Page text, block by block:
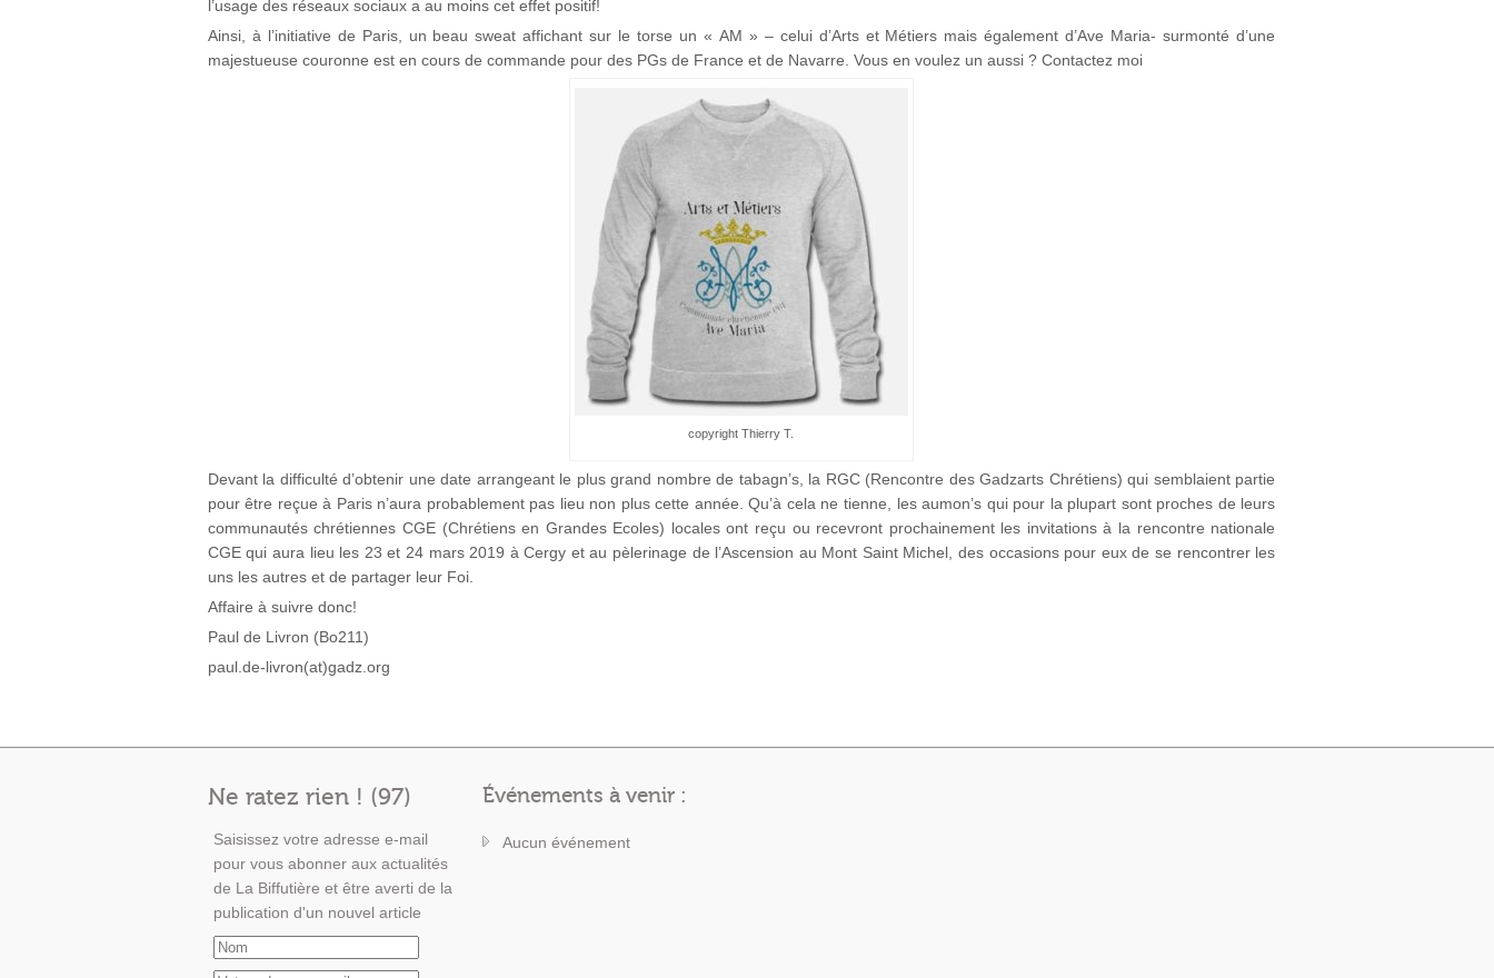
l’usage des réseaux sociaux a au moins cet effet positif!
Ainsi, à l’initiative de Paris, un beau sweat affichant sur le torse un « AM » – celui d’Arts et Métiers mais également d’Ave Maria- surmonté d’une
majestueuse couronne est en cours de commande pour des PGs de France et de Navarre. Vous en voulez un aussi ? Contactez moi
copyright Thierry T.
Devant la difficulté d’obtenir une date arrangeant le plus grand nombre de tabagn’s, la RGC (Rencontre des Gadzarts Chrétiens) qui semblaient partie
pour être reçue à Paris n’aura probablement pas lieu non plus cette année. Qu’à cela ne tienne, les aumon’s qui pour la plupart sont proches de leurs
communautés chrétiennes CGE (Chrétiens en Grandes Ecoles) locales ont reçu ou recevront prochainement les invitations à la rencontre nationale
CGE qui aura lieu les 23 et 24 mars 2019 à Cergy et au pèlerinage de l’Ascension au Mont Saint Michel, des occasions pour eux de se rencontrer les
uns les autres et de partager leur Foi.
Affaire à suivre donc!
Paul de Livron (Bo211)
paul.de-livron(at)gadz.org
Ne ratez rien ! (97)
Saisissez votre adresse e-mail
pour vous abonner aux actualités
de La Biffutière et être averti de la
publication d'un nouvel article
Événements à venir :
Aucun événement